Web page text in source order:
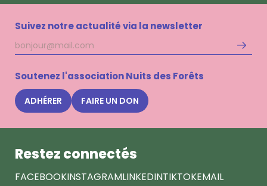
Suivez notre actualité via la newsletter
Adresse
mail
Soutenez l'association Nuits des Forêts
ADHÉRER FAIRE UN DON
Restez connectés
FACEBOOKINSTAGRAMLINKEDINTIKTOKEMAIL